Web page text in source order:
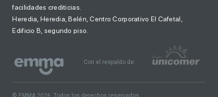
facilidades crediticias.
Heredia, Heredia, Belén, Centro Corporativo El Cafetal,
Edificio B, segundo piso.
© EMMA 2026. Todos los derechos reservados
Con el respaldo de: